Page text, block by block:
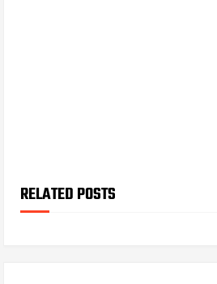
RELATED POSTS